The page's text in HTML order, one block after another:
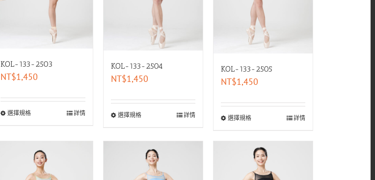
KOL-133-2503
NT$1,450
選擇規格 詳情
KOL-133-2504
NT$1,450
選擇規格 詳情
KOL-133-2505
NT$1,450
選擇規格 詳情